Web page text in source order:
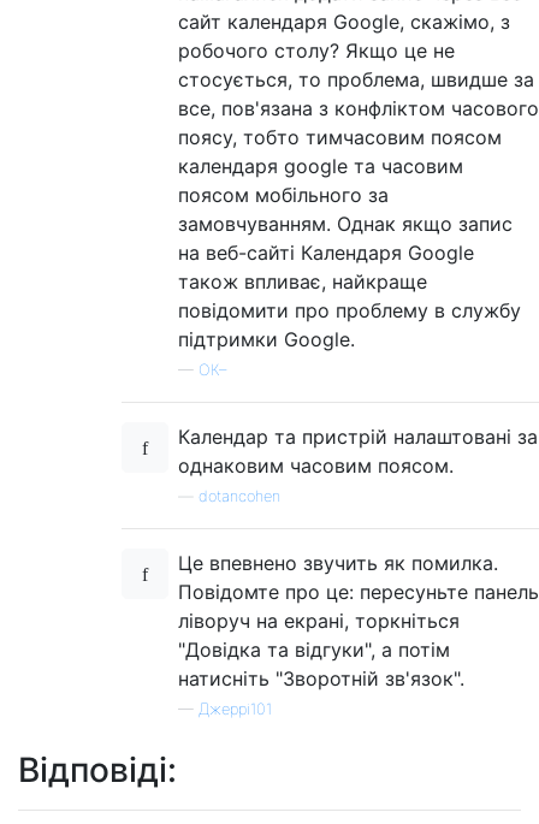
сайт календаря Google, скажімо, з
робочого столу? Якщо це не
стосується, то проблема, швидше за
все, пов'язана з конфліктом часового
поясу, тобто тимчасовим поясом
календаря google та часовим
поясом мобільного за
замовчуванням. Однак якщо запис
на веб-сайті Календаря Google
також впливає, найкраще
повідомити про проблему в службу
підтримки Google.
— ОК–
Календар та пристрій налаштовані за
однаковим часовим поясом.
dotancohen
Це впевнено звучить як помилка.
Повідомте про це: пересуньте панель
ліворуч на екрані, торкніться
"Довідка та відгуки", а потім
натисніть "Зворотній зв'язок".
— Джеррі101
Відповіді: